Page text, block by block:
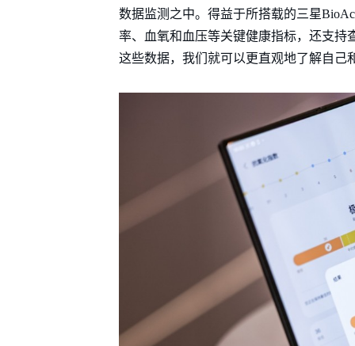
数据监测之中。得益于所搭载的三星
率、血氧和血压等关键健康指标，还支持
这些数据，我们就可以更直观地了解自己